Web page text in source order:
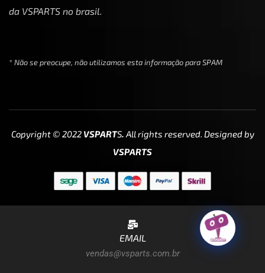
da VSPARTS no brasil.
* Não se preocupe, não utilizamos esta informação para SPAM
Copyright © 2022 VSPARTS. All rights reserved. Designed by
VSPARTS
EMAIL
vendas@vsparts.com.br